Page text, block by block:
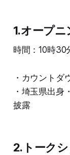
1.オープ
時間：10時30
・カウントダ
・埼玉県出身
披露
2.トーク